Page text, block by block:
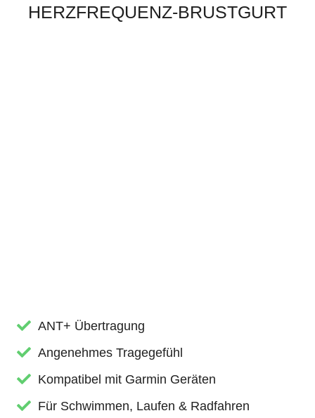
HERZFREQUENZ-BRUSTGURT
ANT+ Übertragung
Angenehmes Tragegefühl
Kompatibel mit Garmin Geräten
Für Schwimmen, Laufen & Radfahren